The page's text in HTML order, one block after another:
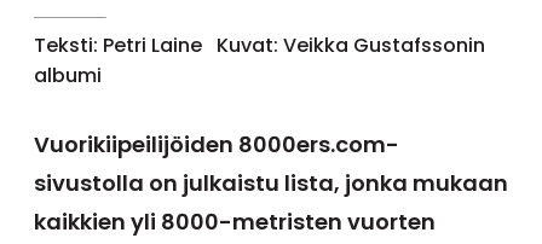
Teksti: Petri Laine Kuvat: Veikka Gustafssonin
albumi
Vuorikiipeilijöiden 8000ers.com-
sivustolla on julkaistu lista, jonka mukaan
kaikkien yli 8000-metristen vuorten